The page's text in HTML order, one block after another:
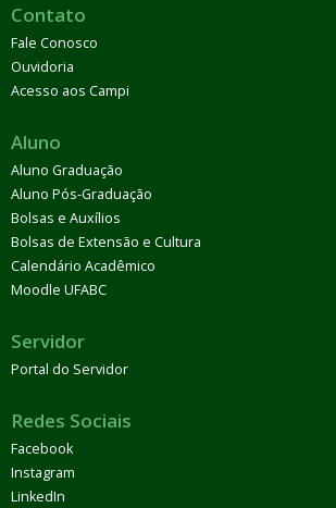
Contato
Fale Conosco
Ouvidoria
Acesso aos Campi
Aluno
Aluno Graduação
Aluno Pós-Graduação
Bolsas e Auxílios
Bolsas de Extensão e Cultura
Calendário Acadêmico
Moodle UFABC
Servidor
Portal do Servidor
Redes Sociais
Facebook
Instagram
LinkedIn